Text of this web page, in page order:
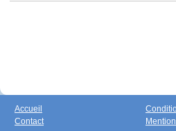
Accueil
Contact